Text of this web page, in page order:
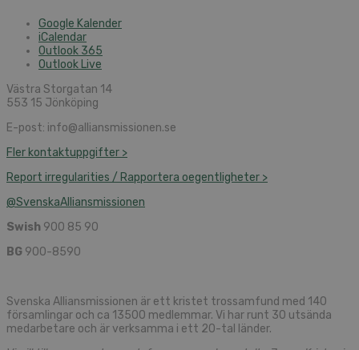
Google Kalender
iCalendar
Outlook 365
Outlook Live
Västra Storgatan 14
553 15 Jönköping
E-post: info@alliansmissionen.se
Fler kontaktuppgifter >
Report irregularities / Rapportera oegentligheter >
@SvenskaAlliansmissionen
Swish 900 85 90
BG 900-8590
Svenska Alliansmissionen är ett kristet trossamfund med 140
församlingar och ca 13500 medlemmar. Vi har runt 30 utsända
medarbetare och är verksamma i ett 20-tal länder.